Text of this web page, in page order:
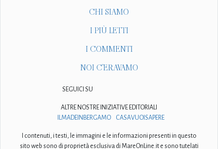
CHI SIAMO
I PIÙ LETTI
I COMMENTI
NOI C'ERAVAMO
SEGUICI SU
ALTRE NOSTRE INIZIATIVE EDITORIALI
ILMADEINBERGAMO
CASAVUOISAPERE
I contenuti, i testi, le immagini e le informazioni presenti in questo
sito web sono di proprietà esclusiva di MareOnLine.it e sono tutelati